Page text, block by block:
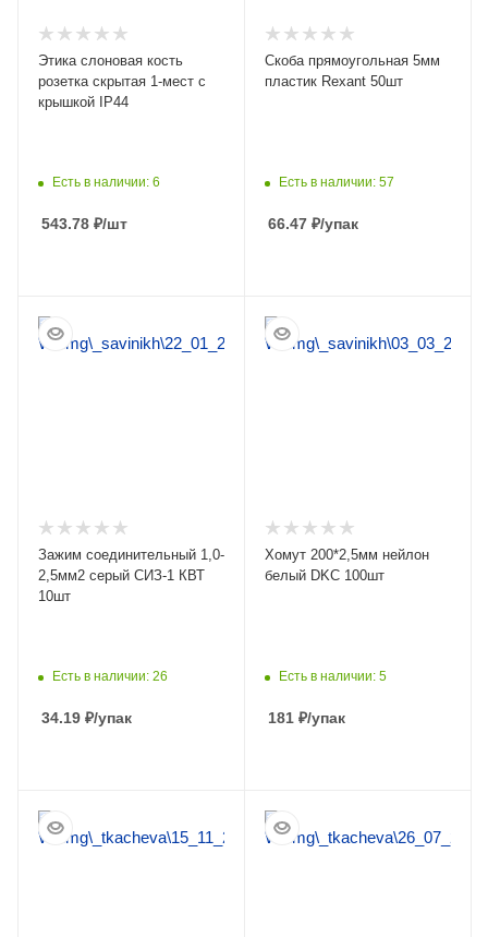
Этика слоновая кость
розетка скрытая 1-мест с
крышкой IP44
Есть в наличии: 6
543.78 ₽/шт
Скоба прямоугольная 5мм
пластик Rexant 50шт
Есть в наличии: 57
66.47 ₽/упак
Зажим соединительный 1,0-
2,5мм2 серый СИЗ-1 КВТ
10шт
Есть в наличии: 26
34.19 ₽/упак
Хомут 200*2,5мм нейлон
белый DKC 100шт
Есть в наличии: 5
181 ₽/упак